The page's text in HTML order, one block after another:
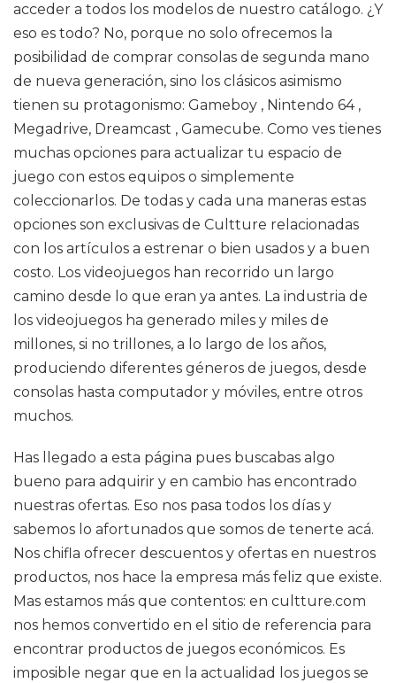
acceder a todos los modelos de nuestro catálogo. ¿Y
eso es todo? No, porque no solo ofrecemos la
posibilidad de comprar consolas de segunda mano
de nueva generación, sino los clásicos asimismo
tienen su protagonismo: Gameboy , Nintendo 64 ,
Megadrive, Dreamcast , Gamecube. Como ves tienes
muchas opciones para actualizar tu espacio de
juego con estos equipos o simplemente
coleccionarlos. De todas y cada una maneras estas
opciones son exclusivas de Cultture relacionadas
con los artículos a estrenar o bien usados y a buen
costo. Los videojuegos han recorrido un largo
camino desde lo que eran ya antes. La industria de
los videojuegos ha generado miles y miles de
millones, si no trillones, a lo largo de los años,
produciendo diferentes géneros de juegos, desde
consolas hasta computador y móviles, entre otros
muchos.
Has llegado a esta página pues buscabas algo
bueno para adquirir y en cambio has encontrado
nuestras ofertas. Eso nos pasa todos los días y
sabemos lo afortunados que somos de tenerte acá.
Nos chifla ofrecer descuentos y ofertas en nuestros
productos, nos hace la empresa más feliz que existe.
Mas estamos más que contentos: en cultture.com
nos hemos convertido en el sitio de referencia para
encontrar productos de juegos económicos. Es
imposible negar que en la actualidad los juegos se